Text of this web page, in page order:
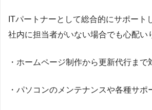
ITパートナーとして総合的にサポート
社内に担当者がいない場合でも心配い
・ホームページ制作から更新代行まで
・パソコンのメンテナンスや各種サポ